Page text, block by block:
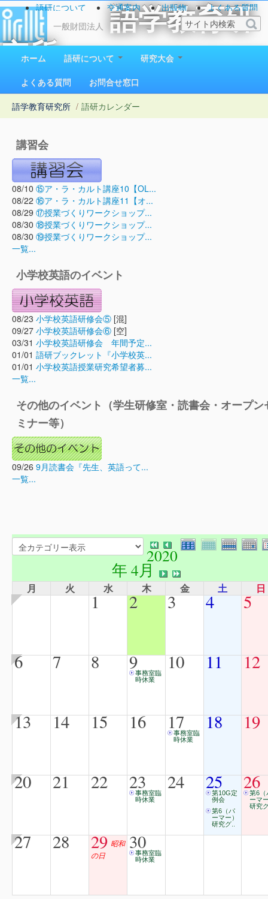
一般財団法人
語学教育研
究所
1923（大正12）年創立
語研について 交通案内 出版物
よくある質問
お問い合わせ
ホーム 語研について
研究大会
よくある質問
お問合せ窓口
語学教育研究所 / 語研カレンダー
講習会
08/10 ⑮ア・ラ・カルト講座10【OL...
08/22 ⑯ア・ラ・カルト講座11【オ...
08/29 ⑰授業づくりワークショップ...
08/30 ⑱授業づくりワークショップ...
08/30 ⑲授業づくりワークショップ...
一覧...
小学校英語のイベント
08/23 小学校英語研修会⑤ [混]
09/27 小学校英語研修会⑥ [空]
03/31 小学校英語研修会 年間予定...
01/01 語研ブックレット『小学校英...
01/01 小学校英語授業研究希望者募...
一覧...
その他のイベント（学生研修室・読書会・オープン
ミナー等）
09/26 9月読書会『先生、英語って...
一覧...
2020
年 4月
月 火 水 木 金 土 日
1 2 3 4 5
6 7 8 9事務室臨
時休業
10 11 12
13 14 15 16 17
事務室臨
時休業
18 19
20 21 22 23
事務室臨
時休業
24 25
第10G定
例会
第6（パ
ーマー）
研究グ..
26
第6（
ーマ
研究
27 28 29 昭和
の日
30
事務室臨
時休業